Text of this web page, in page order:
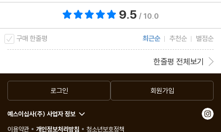
9.5 / 10.0
구매 한줄평 최근순 추천순 별점순
한줄평 전체보기
로그인 회원가입
예스이십사(주) 사업자 정보
이용약관
개인정보처리방침 청소년보호정책